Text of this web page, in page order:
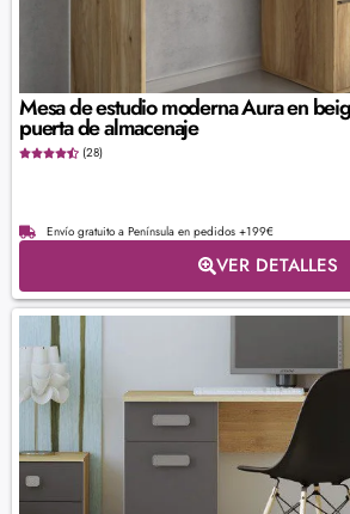
Mesa de estudio moderna Aura en
puerta de almacenaje
(28)
Envío gratuito a Península en pedidos +199€
VER DETALLES